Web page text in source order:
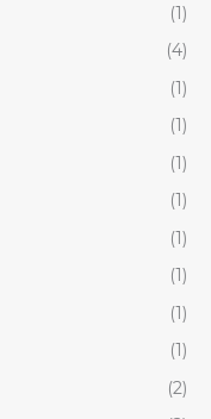
(1)
(4)
(1)
(1)
(1)
(1)
(1)
(1)
(1)
(1)
(2)